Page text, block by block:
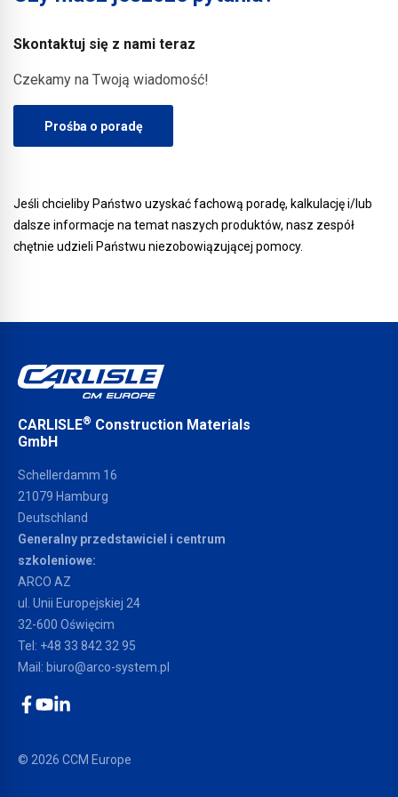
polimerami.
Skontaktuj się z nami teraz
Czekamy na Twoją wiadomość!
Prośba o poradę
Jeśli chcieliby Państwo uzyskać fachową poradę, kalkulację i/lub
dalsze informacje na temat naszych produktów, nasz zespół
chętnie udzieli Państwu niezobowiązującej pomocy.
CARLISLE® Construction Materials
GmbH
Schellerdamm 16
21079 Hamburg
Deutschland
Generalny przedstawiciel i centrum
szkoleniowe:
ARCO AZ
ul. Unii Europejskiej 24
32-600 Oświęcim
Tel: +48 33 842 32 95
Mail: biuro@arco-system.pl
© 2026 CCM Europe